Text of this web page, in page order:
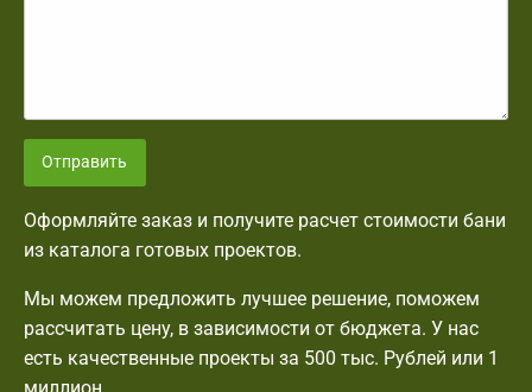
Отправить
Оформляйте заказ и получите расчет стоимости бани
из каталога готовых проектов.
Мы можем предложить лучшее решение, поможем
рассчитать цену, в зависимости от бюджета. У нас
есть качественные проекты за 500 тыс. Рублей или 1